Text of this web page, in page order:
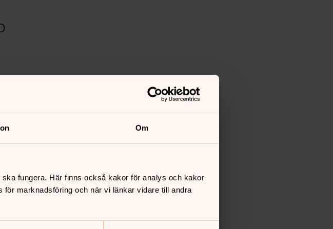
Om
fungera. Här finns också kakor för analys och kakor
marknadsföring och när vi länkar vidare till andra